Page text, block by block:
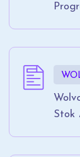
Stok